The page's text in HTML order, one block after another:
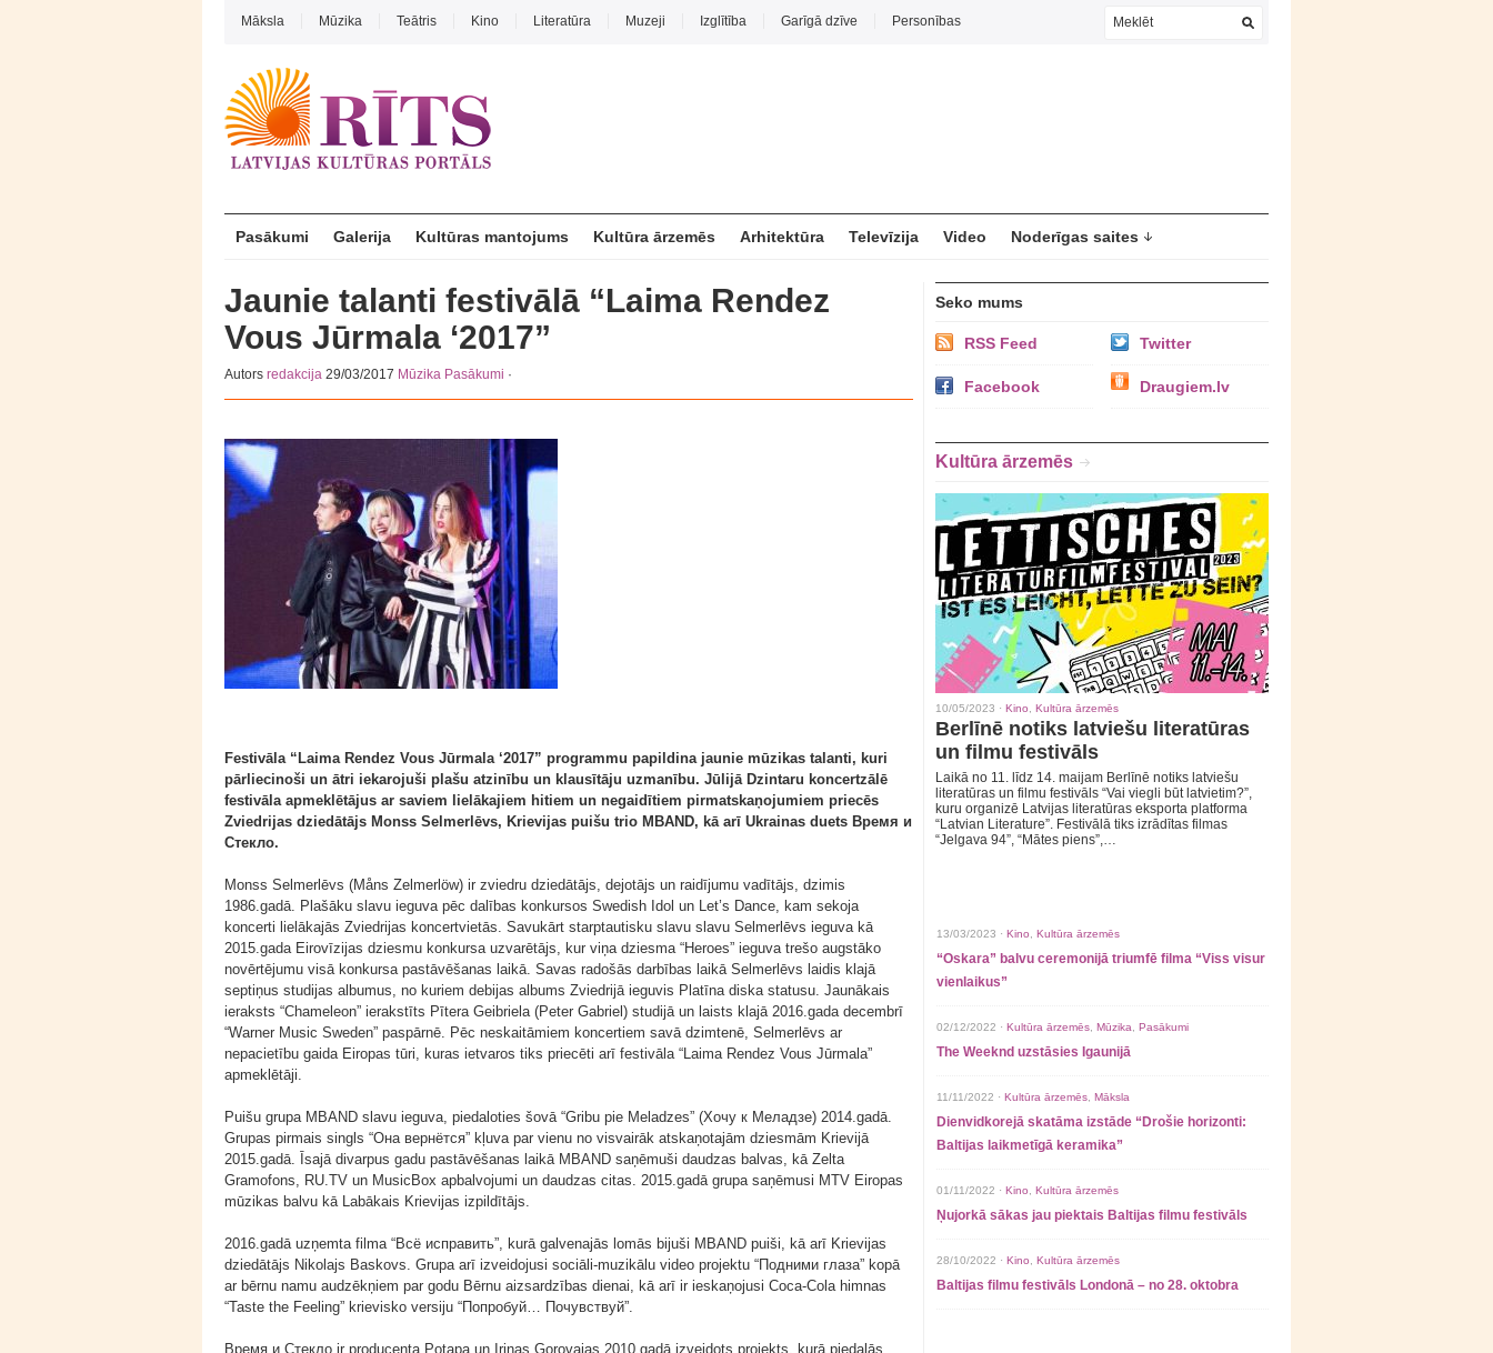
Māksla Mūzika Teātris Kino Literatūra Muzeji Izglītība Garīgā dzīve Personības
Pasākumi Galerija Kultūras mantojums Kultūra ārzemēs Arhitektūra Televīzija Video Noderīgas saites
Jaunie talanti festivālā “Laima Rendez
Vous Jūrmala ‘2017”
Autors redakcija 29/03/2017 Mūzika Pasākumi ·
Festivāla “Laima Rendez Vous Jūrmala ‘2017” programmu papildina jaunie mūzikas talanti, kuri
pārliecinoši un ātri iekarojuši plašu atzinību un klausītāju uzmanību. Jūlijā Dzintaru koncertzālē
festivāla apmeklētājus ar saviem lielākajiem hitiem un negaidītiem pirmatskaņojumiem priecēs
Zviedrijas dziedātājs Monss Selmerlēvs, Krievijas puišu trio MBAND, kā arī Ukrainas duets Время и
Стекло.
Monss Selmerlēvs (Måns Zelmerlöw) ir zviedru dziedātājs, dejotājs un raidījumu vadītājs, dzimis
1986.gadā. Plašāku slavu ieguva pēc dalības konkursos Swedish Idol un Let’s Dance, kam sekoja
koncerti lielākajās Zviedrijas koncertvietās. Savukārt starptautisku slavu slavu Selmerlēvs ieguva kā
2015.gada Eirovīzijas dziesmu konkursa uzvarētājs, kur viņa dziesma “Heroes” ieguva trešo augstāko
novērtējumu visā konkursa pastāvēšanas laikā. Savas radošās darbības laikā Selmerlēvs laidis klajā
septiņus studijas albumus, no kuriem debijas albums Zviedrijā ieguvis Platīna diska statusu. Jaunākais
ieraksts “Chameleon” ierakstīts Pītera Geibriela (Peter Gabriel) studijā un laists klajā 2016.gada decembrī
“Warner Music Sweden” paspārnē. Pēc neskaitāmiem koncertiem savā dzimtenē, Selmerlēvs ar
nepacietību gaida Eiropas tūri, kuras ietvaros tiks priecēti arī festivāla “Laima Rendez Vous Jūrmala”
apmeklētāji.
Puišu grupa MBAND slavu ieguva, piedaloties šovā “Gribu pie Meladzes” (Хочу к Меладзе) 2014.gadā.
Grupas pirmais singls “Она вернётся” kļuva par vienu no visvairāk atskaņotajām dziesmām Krievijā
2015.gadā. Īsajā divarpus gadu pastāvēšanas laikā MBAND saņēmuši daudzas balvas, kā Zelta
Gramofons, RU.TV un MusicBox apbalvojumi un daudzas citas. 2015.gadā grupa saņēmusi MTV Eiropas
mūzikas balvu kā Labākais Krievijas izpildītājs.
2016.gadā uzņemta filma “Всё исправить”, kurā galvenajās lomās bijuši MBAND puiši, kā arī Krievijas
dziedātājs Nikolajs Baskovs. Grupa arī izveidojusi sociāli-muzikālu video projektu “Подними глазa” kopā
ar bērnu namu audzēkņiem par godu Bērnu aizsardzības dienai, kā arī ir ieskaņojusi Coca-Cola himnas
“Taste the Feeling” krievisko versiju “Попробуй… Почувствуй”.
Время и Стекло ir producenta Potapa un Irinas Gorovajas 2010.gadā izveidots projekts, kurā piedalās
Seko mums
RSS Feed Twitter
Facebook Draugiem.lv
Kultūra ārzemēs
10/05/2023 · Kino Kultūra ārzemēs
Berlīnē notiks latviešu literatūras
un filmu festivāls
Laikā no 11. līdz 14. maijam Berlīnē notiks latviešu
literatūras un filmu festivāls “Vai viegli būt latvietim?”,
kuru organizē Latvijas literatūras eksporta platforma
“Latvian Literature”. Festivālā tiks izrādītas filmas
“Jelgava 94”, “Mātes piens”,…
13/03/2023 · Kino Kultūra ārzemēs
“Oskara” balvu ceremonijā triumfē filma “Viss visur
vienlaikus”
02/12/2022 · Kultūra ārzemēs Mūzika Pasākumi
The Weeknd uzstāsies Igaunijā
11/11/2022 · Kultūra ārzemēs Māksla
Dienvidkorejā skatāma izstāde “Drošie horizonti:
Baltijas laikmetīgā keramika”
01/11/2022 · Kino Kultūra ārzemēs
Ņujorkā sākas jau piektais Baltijas filmu festivāls
28/10/2022 · Kino Kultūra ārzemēs
Baltijas filmu festivāls Londonā – no 28. oktobra